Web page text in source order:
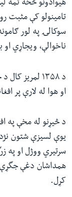
هیوادونو څخه تمه
تامینولو کې مثبت
سوکالۍ په لور
ناخوالې، ویجاړي
د ۱۳۵۸
او هوا له لارې پر
د څیړنو له مخې په
سرتیري ووژل او په
همداشان دغې جگړې
کړل.